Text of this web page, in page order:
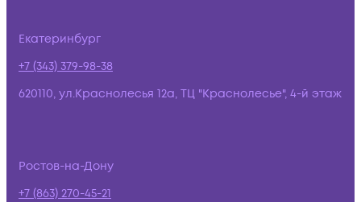
Екатеринбург
+7 (343) 379-98-38
620110, ул.Краснолесья 12а, ТЦ "Краснолесье", 4-й этаж
Ростов-на-Дону
+7 (863) 270-45-21